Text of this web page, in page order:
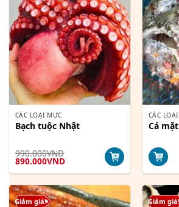
CÁC LOẠI MỰC
Bạch tuộc Nhật
990.000VND
Giá
gốc
là:
990.000VND.
890.000VNDGiá
tại
là:
890.000VND.
CÁC
Cá
Giảm giá! Giảm